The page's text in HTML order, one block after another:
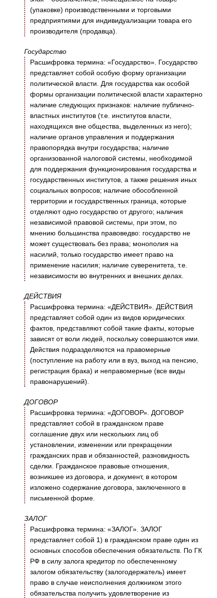
(упаковке) производственными и торговыми
предприятиями для индивидуализации товара его
производителя (продавца).
Государство
Расшифровка термина: «Государство». Государство
представляет собой особую форму организации
политической власти. Для государства как особой
формы организации политической власти характерно
наличие следующих признаков: наличие публично-
властных институтов (т.е. институтов власти,
находящихся вне общества, выделенных из него);
наличие органов управления и поддержания
правопорядка внутри государства; наличие
организованной налоговой системы, необходимой
для поддержания функционирования государства и
государственных институтов, а также решения иных
социальных вопросов; наличие обособленной
территории и государственных граница, которые
отделяют одно государство от другого; наличия
независимой правовой системы, при этом, по
мнению большинства правоведво: государство не
может существовать без права; монополия на
насилий, только государство имеет право на
применение насилия; наличие суверенитета, т.е.
независимости во внутренних и внешних делах.
ДЕЙСТВИЯ
Расшифровка термина: «ДЕЙСТВИЯ». ДЕЙСТВИЯ
представляет собой один из видов юридических
фактов, представляют собой такие факты, которые
зависят от воли людей, поскольку совершаются ими.
Действия подразделяются на правомерные
(поступление на работу или в вуз, выход на пенсию,
регистрация брака) и неправомерные (все виды
правонарушений).
ДОГОВОР
Расшифровка термина: «ДОГОВОР». ДОГОВОР
представляет собой в гражданском праве
соглашение двух или нескольких лиц об
установлении, изменении или прекращении
гражданских прав и обязанностей, разновидность
сделки. Гражданское правовые отношения,
возникшее из договора, и документ, в котором
изложено содержание договора, заключенного в
письменной форме.
ЗАЛОГ
Расшифровка термина: «ЗАЛОГ». ЗАЛОГ
представляет собой 1) в гражданском праве один из
основных способов обеспечения обязательств. По ГК
РФ в силу залога кредитор по обеспеченному
залогом обязательству (залогодержатель) имеет
право в случае неисполнения должником этого
обязательства получить удовлетворение из